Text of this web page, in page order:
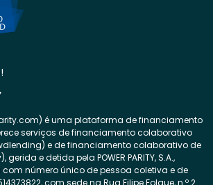
é uma plataforma de financiamento
serviços de financiamento colaborativo
e de financiamento colaborativo de
e detida pela POWER PARITY, S.A.,
número único de pessoa coletiva e de